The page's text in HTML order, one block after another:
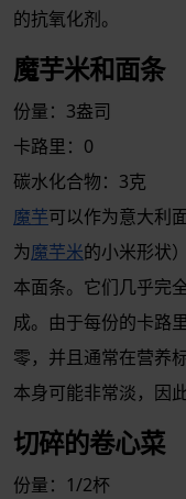
的抗氧化剂。
魔芋米和面条
份量：3盎司
卡路里：0
碳水化合物：3克
魔芋可以作为意大利
为魔芋米的小米形状
本面条。它们几乎完
成。由于每份的卡路
零，并且通常在营养
本身可能非常淡，因
切碎的卷心菜
份量：1/2杯